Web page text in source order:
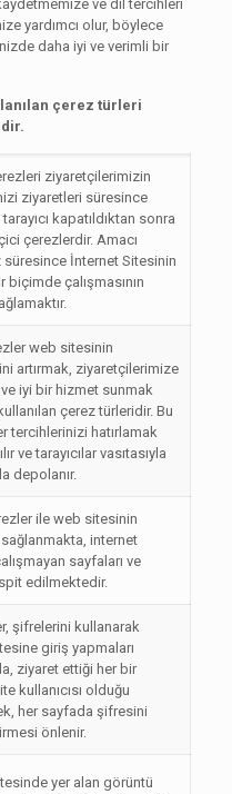
ve dil tercihleri
yardımcı olur, böylece
daha iyi ve verimli bir
çerez türleri
ziyaretçilerimizin
ziyaretleri süresince
tarayıcı kapatıldıktan sonra
çerezlerdir. Amacı
süresince İnternet Sitesinin
biçimde çalışmasının
web sitesinin
artırmak, ziyaretçilerimize
ve iyi bir hizmet sunmak
çerez türleridir. Bu
tercihlerinizi hatırlamak
ve tarayıcılar vasıtasıyla
depolanır.
ile web sitesinin
sağlanmakta, internet
sayfaları ve
edilmektedir.
şifrelerini kullanarak
giriş yapmaları
ziyaret ettiği her bir
kullanıcısı olduğu
her sayfada şifresini
önlenir.
yer alan görüntü